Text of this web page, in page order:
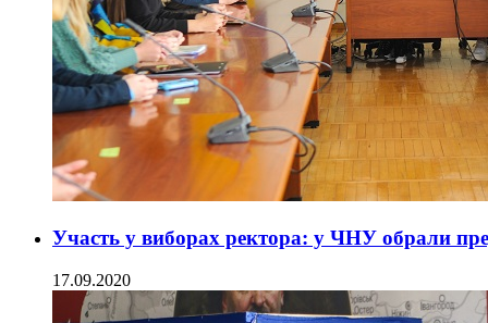
Участь у виборах ректора: у ЧНУ обрали
17.09.2020